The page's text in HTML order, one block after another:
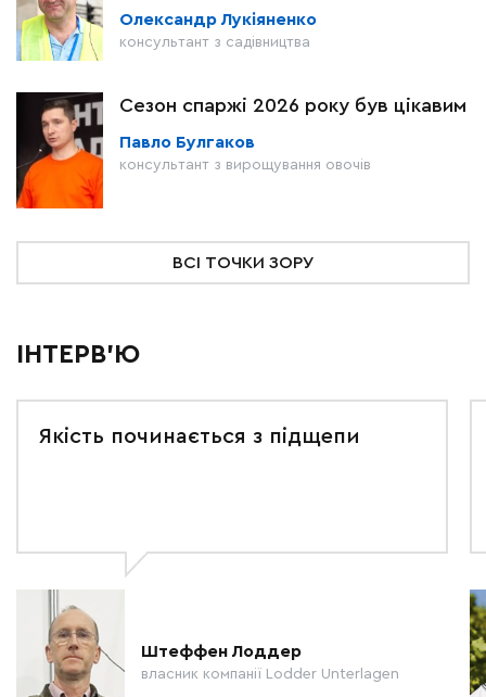
Олександр Лукіяненко
консультант з садівництва
Сезон спаржі 2026 року був цікавим
Павло Булгаков
консультант з вирощування овочів
ВСІ ТОЧКИ ЗОРУ
ІНТЕРВ'Ю
Якість починається з підщепи
Штеффен Лоддер
власник компанії Lodder Unterlagen